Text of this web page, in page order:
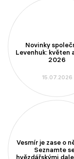
Novinky
Levenhuk: květen
2026
15.07.2026
Vesmír je zase o
Seznamte
hvězdářskými